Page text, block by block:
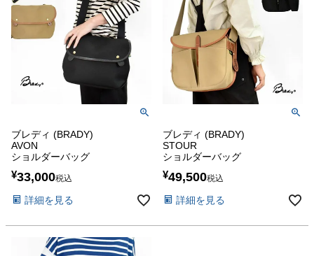
ブレディ (BRADY)
AVON
ショルダーバッグ
¥33,000税込
詳細を見る
ブレディ (BRADY)
STOUR
ショルダーバッグ
¥49,500税込
詳細を見る